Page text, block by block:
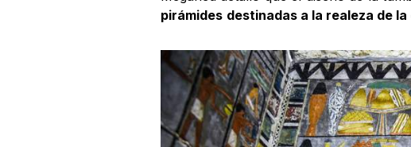
pirámides destinadas a la realeza de